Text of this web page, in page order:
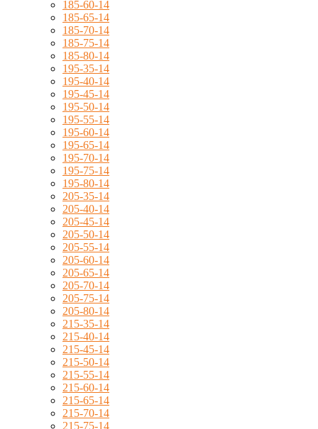
185-60-14
185-65-14
185-70-14
185-75-14
185-80-14
195-35-14
195-40-14
195-45-14
195-50-14
195-55-14
195-60-14
195-65-14
195-70-14
195-75-14
195-80-14
205-35-14
205-40-14
205-45-14
205-50-14
205-55-14
205-60-14
205-65-14
205-70-14
205-75-14
205-80-14
215-35-14
215-40-14
215-45-14
215-50-14
215-55-14
215-60-14
215-65-14
215-70-14
215-75-14